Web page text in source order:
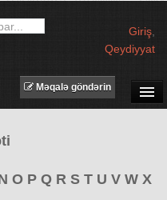
Giriş
Qeydiyyat
Məqalə göndərin
O P Q R S T U V W X